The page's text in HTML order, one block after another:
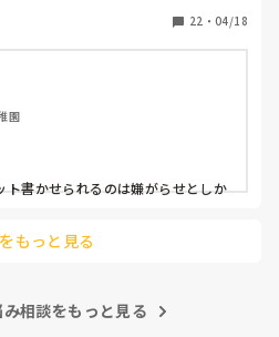
も
て書き込むようにと。
せられること多数
れて辛いです
22 ・ 04/18
園
ト書かせられるのは嫌がらせとしか
もっと見る
相談をもっと見る